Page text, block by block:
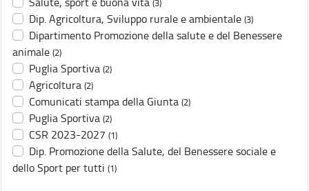
(3)
Dip. Agricoltura, Sviluppo rurale e ambientale (3)
Dipartimento Promozione della salute e del Benessere
animale (2)
Puglia Sportiva (2)
Agricoltura (2)
Comunicati stampa della Giunta (2)
Puglia Sportiva (2)
CSR 2023-2027 (1)
Dip. Promozione della Salute, del Benessere sociale e
dello Sport per tutti (1)